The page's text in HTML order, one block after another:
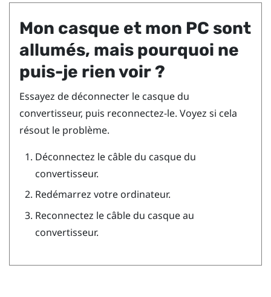
Mon casque et mon PC sont
allumés, mais pourquoi ne
puis-je rien voir ?
Essayez de déconnecter le casque du
convertisseur, puis reconnectez-le. Voyez si cela
résout le problème.
Déconnectez le câble du casque du
convertisseur.
Redémarrez votre ordinateur.
Reconnectez le câble du casque au
convertisseur.